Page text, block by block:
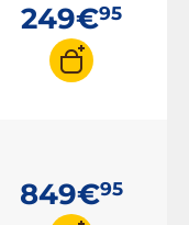
249€95
849€95